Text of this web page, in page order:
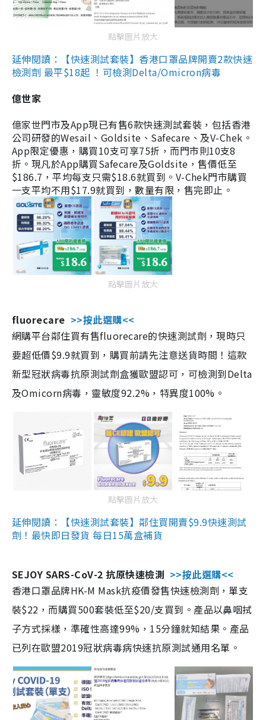
點擊圖片放大
延伸閱讀：【快速測試套裝】香港口罩品牌開賣2款快速
檢測劑 最平$18起 ！可檢測Delta/Omicron病毒
億世家
億家世門市及App現已有售6款快速測試套裝，包括香港
公司研發的Wesail、Goldsite、Safecare、及V-Chek。
App限定優惠，購買10支可享75折，而門市則10支8
折。現凡於App購買Safecare及Goldsite，售價低至
$186.7，平均每支只需$18.6就買到。V-Chek門市購買
一支平均不用$17.9就買到，數量有限，售完即止。
點擊圖片放大
fluorecare >>按此選購<<
網購平台鄰住買有售fluorecare的快速測試劑，現時只
要超低價$9.9就買到，購買前請先注意送貨時間！這款
新型冠狀病毒抗原測試劑盒獲歐盟認可，可檢測到Delta
及Omicorn病毒，靈敏度92.2%，特異度100%。
點擊圖片放大
延伸閱讀：【快速測試套裝】鄰住買開賣$9.9快速測試
劑！最快即日發貨 每日15萬盒補貨
SEJOY SARS-CoV-2 抗原快速檢測 >>按此選購<<
香港口罩品牌HK-M Mask抗疫價發售快速檢測劑，單支
裝$22，而購買500套裝低至$20/支買到。產品以鼻咽拭
子方式採樣，準確性高達99%，15分鐘就知結果。產品
已列在歐盟2019冠狀病毒病快速抗原測試通用名單。